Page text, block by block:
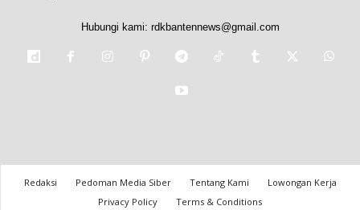
Hubungi kami: rdkbantennews@gmail.com
Redaksi Pedoman Media Siber Tentang Kami
Lowongan Kerja
Privacy Policy
Terms & Conditions